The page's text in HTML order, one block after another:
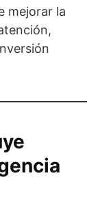
mejorar la